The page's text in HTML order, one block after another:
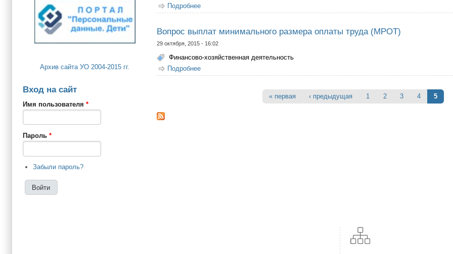
Архив сайта УО 2004-2015 гг.
Вход на сайт
Имя пользователя *
Пароль *
Забыли пароль?
Подробнее
Вопрос выплат минимального размера оплаты труда (МРОТ)
29 октября, 2015 - 16:02
Финансово-хозяйственная деятельность
Подробнее
« первая ‹ предыдущая 1 2 3 4 5